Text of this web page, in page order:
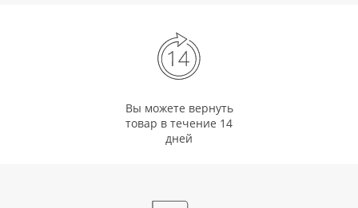
Вы можете вернуть
товар в течение 14
дней